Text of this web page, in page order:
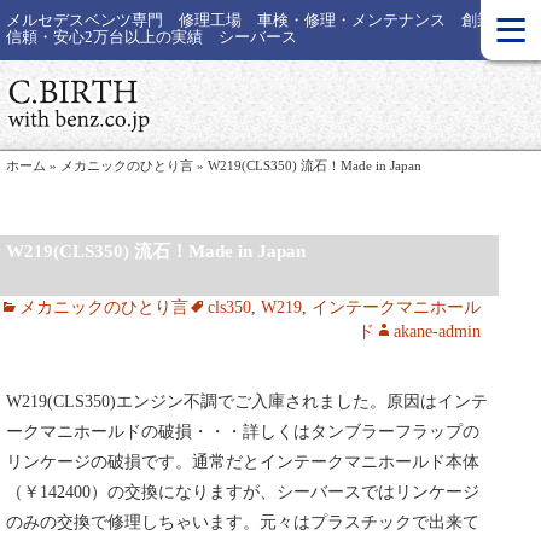
メルセデスベンツ専門 修理工場 車検・修理・メンテナンス 創業30年
信頼・安心2万台以上の実績 シーバース
≡
ホーム » メカニックのひとり言 » W219(CLS350) 流石！Made in Japan
W219(CLS350) 流石！Made in Japan
メカニックのひとり言 cls350, W219, インテークマニホール
ド
akane-admin
W219(CLS350)エンジン不調でご入庫されました。原因はインテ
ークマニホールドの破損・・・詳しくはタンブラーフラップの
リンケージの破損です。通常だとインテークマニホールド本体
（￥142400）の交換になりますが、シーバースではリンケージ
のみの交換で修理しちゃいます。元々はプラスチックで出来て